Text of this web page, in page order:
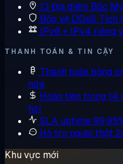
13 Địa điểm Bắc
Bảo vệ DDoS Tích
IPv6 + IPv4 riêng
THANH TOÁN & TIN CẬY
Thanh toán bằng
nữa
Hoàn tiền trong 14
hỏi
SLA uptime
Hỗ trợ người thật
Khu vực mới